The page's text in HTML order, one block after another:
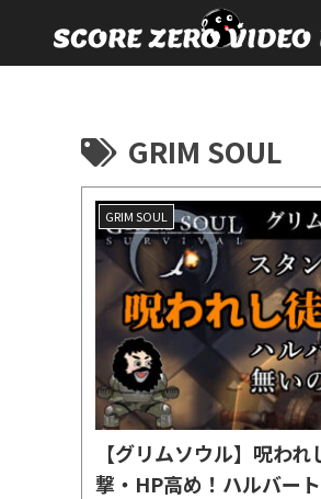
GRIM SOUL
GRIM SOUL
【グリムソウル】呪わ
撃・HP高め！ハルバー